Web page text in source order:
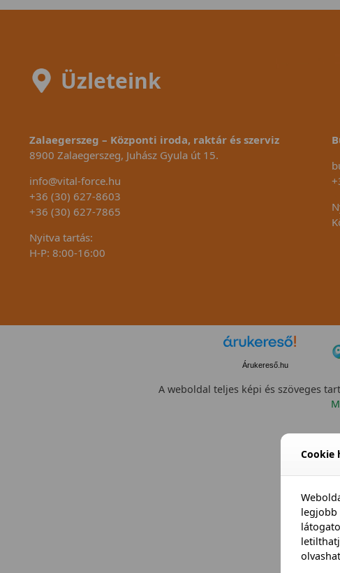
Üzleteink
Zalaegerszeg – Központi iroda, raktár és szerviz
8900 Zalaegerszeg, Juhász Gyula út 15.
info@vital-force.hu
+36 (30) 627-8603
+36 (30) 627-7865
Nyitva tartás:
H-P: 8:00-16:00
Árukereső.hu
A weboldal teljes képi és szöveges
Cookie